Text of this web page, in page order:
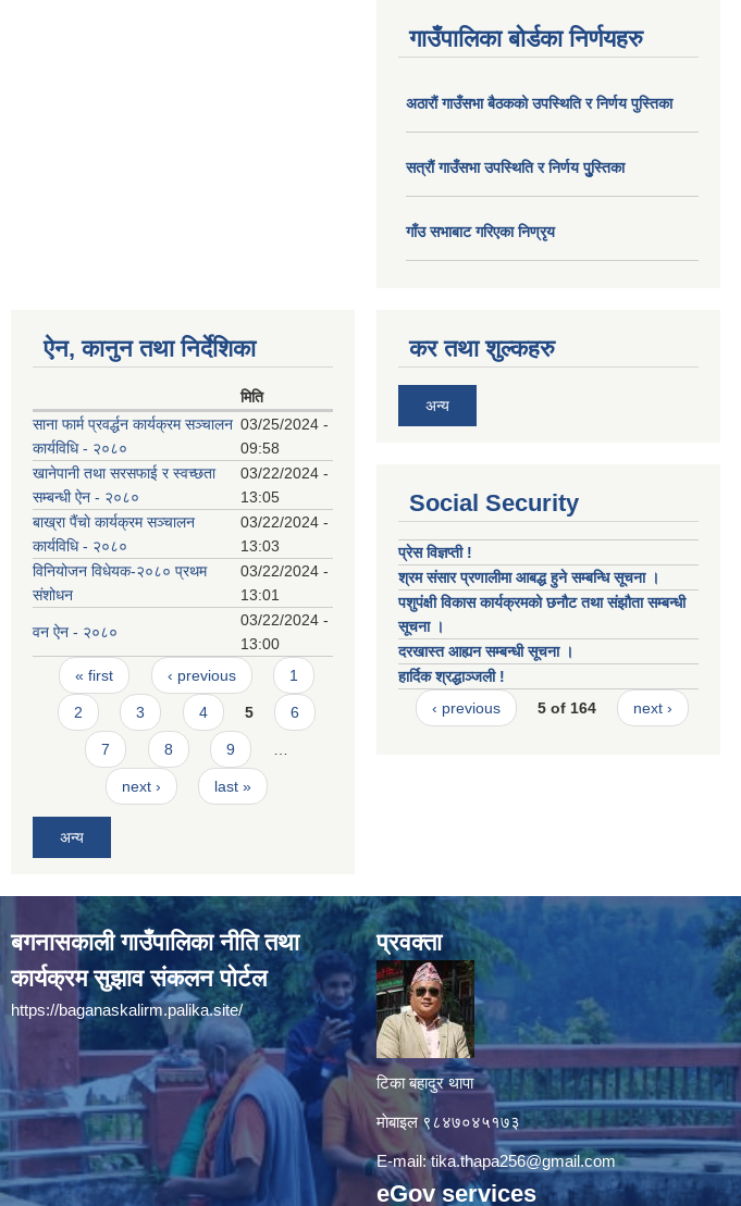
गाउँपालिका बोर्डका निर्णयहरु
अठाराैं गाउँसभा बैठकको उपस्थिति र निर्णय पुस्तिका
सत्राैं गाउँसभा उपस्थिति र निर्णय पुु्स्तिका
गाँउ सभाबाट गरिएका निण्रृय
ऐन, कानुन तथा निर्देशिका
मिति
साना फार्म प्रवर्द्धन कार्यक्रम सञ्चालन
कार्यविधि - २०८०
03/25/2024 -
09:58
खानेपानी तथा सरसफाई र स्वच्छता
सम्बन्धी ऐन - २०८०
03/22/2024 -
13:05
बाख्रा पैंचाे कार्यक्रम स‌‌ञ्चालन
कार्यविधि - २०८०
03/22/2024 -
13:03
विनियोजन विधेयक-२०८० प्रथम
संशोधन
03/22/2024 -
13:01
वन ऐन - २०८०
03/22/2024 -
13:00
Pages
« first ‹ previous 1
2 3 4 5 6
7 8 9
next › last »
अन्य
कर तथा शुल्कहरु
अन्य
Social Security
प्रेस विज्ञप्ती !
श्रम संसार प्रणालीमा आबद्ध हुने सम्बन्धि सूचना ।
पशुपंक्षी विकास कार्यक्रमको छनौट तथा संझौता सम्बन्धी
सूचना ।
दरखास्त आह्यन सम्बन्धी सूचना ।
हार्दिक श्रद्धाञ्जली !
‹ previous
5 of 164 next ›
बगनासकाली गाउँपालिका नीति तथा
कार्यक्रम सुझाव संकलन पोर्टल
https://baganaskalirm.palika.site/
प्रवक्ता
टिका बहादुर थापा
माे‍बाइल ९८४७०४५१७३
E-mail:tika.thapa256@gmail.com
eGov services